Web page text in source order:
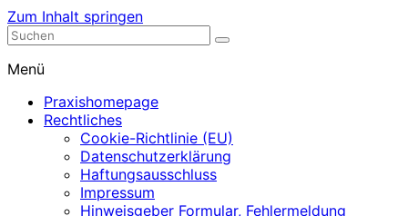
Zum Inhalt springen
Nephrologische Praxis mit Dialyse
Menü
Praxishomepage
Rechtliches
Cookie-Richtlinie (EU)
Datenschutzerklärung
Haftungsausschluss
Impressum
Hinweisgeber Formular, Fehlermeldung